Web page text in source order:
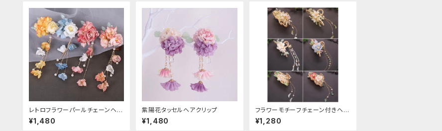
レトロフラワーパールチェーンヘア
クリップ
¥1,480
紫陽花タッセルヘアクリップ
¥1,480
フラワーモチーフチェーン付きヘア
クリップ
¥1,280